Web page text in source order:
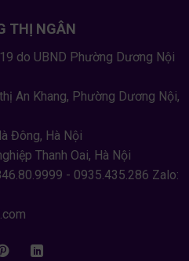
THỊ NGÂN
do UBND Phường Dương Nội
An Khang, Phường Dương Nội,
Đông, Hà Nội
Thanh Oai, Hà Nội
- 0935.435.286 Zalo: